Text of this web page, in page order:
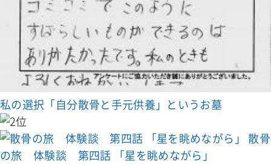
私の選択「自分散骨と手元供養」というお墓
散骨
の旅 体験談 第四話 「星を眺めながら」